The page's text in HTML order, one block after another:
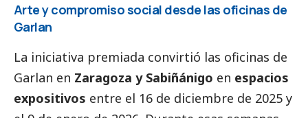
Arte y compromisosocial desde las oficinas de
Garlan
La iniciativa premiada convirtió las oficinas de
Garlan en Zaragoza y Sabiñánigo en espacios
expositivos entre el 16 de diciembre de 2025 y